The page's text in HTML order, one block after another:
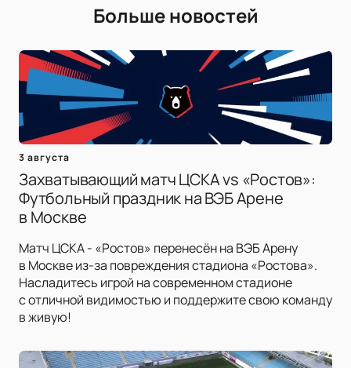
Больше новостей
3 августа
Захватывающий матч ЦСКА vs «Ростов»:
Футбольный праздник на ВЭБ Арене
в Москве
Матч ЦСКА - «Ростов» перенесён на ВЭБ Арену
в Москве из-за повреждения стадиона «Ростова».
Насладитесь игрой на современном стадионе
с отличной видимостью и поддержите свою команду
в живую!